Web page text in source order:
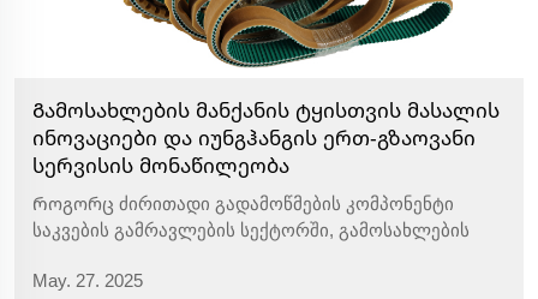
Გამოსახლების მანქანის ტყისთვის მასალის
ინოვაციები და იუნგჰანგის ერთ-გზაოვანი
სერვისის მონაწილეობა
Როგორც ძირითადი გადამოწმების კომპონენტი
საკვების გამრავლების სექტორში, გამოსახლების
ახდენს წარმოების ეფექტურობაზე და საკვების
May. 27. 2025